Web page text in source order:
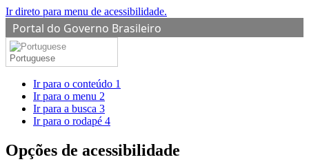
Ir direto para menu de acessibilidade.
Portal do Governo Brasileiro
Portuguese
Ir para o conteúdo 1
Ir para o menu 2
Ir para a busca 3
Ir para o rodapé 4
Opções de acessibilidade